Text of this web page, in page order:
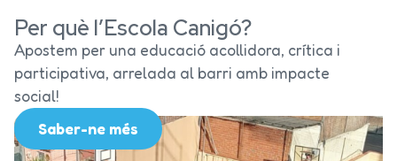
Per què l’Escola Canigó?
Apostem per una educació acollidora, crítica i
participativa, arrelada al barri amb impacte
social!
Saber-ne més